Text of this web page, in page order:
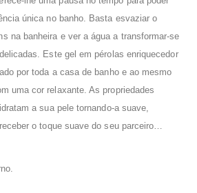
única no banho. Basta esvaziar o
na banheira e ver a água a transformar-se
Este gel em pérolas enriquecedor
por toda a casa de banho e ao mesmo
uma cor relaxante. As propriedades
a sua pele tornando-a suave,
o toque suave do seu parceiro…